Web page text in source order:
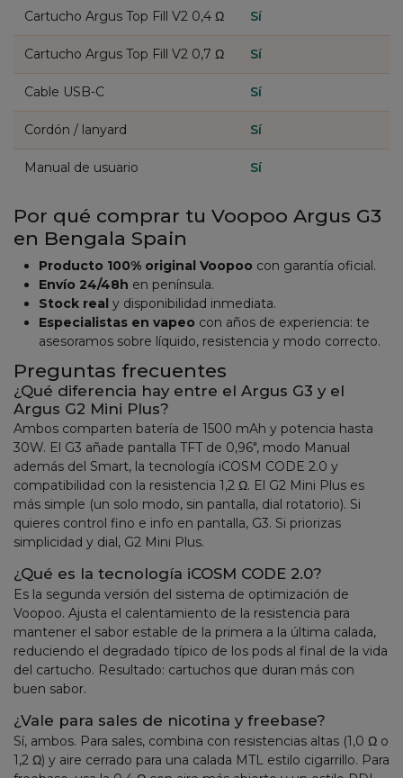
Cartucho Argus Top Fill V2 0,4 Ω Sí
Cartucho Argus Top Fill V2 0,7 Ω Sí
Cable USB-C Sí
Cordón / lanyard Sí
Manual de usuario Sí
Por qué comprar tu Voopoo Argus G3
en Bengala Spain
Producto 100% original Voopoo con garantía oficial.
Envío 24/48h en península.
Stock real y disponibilidad inmediata.
Especialistas en vapeo con años de experiencia: te
asesoramos sobre líquido, resistencia y modo correcto.
Preguntas frecuentes
¿Qué diferencia hay entre el Argus G3 y el
Argus G2 Mini Plus?
Ambos comparten batería de 1500 mAh y potencia hasta
30W. El G3 añade pantalla TFT de 0,96", modo Manual
además del Smart, la tecnología iCOSM CODE 2.0 y
compatibilidad con la resistencia 1,2 Ω. El G2 Mini Plus es
más simple (un solo modo, sin pantalla, dial rotatorio). Si
quieres control fino e info en pantalla, G3. Si priorizas
simplicidad y dial, G2 Mini Plus.
¿Qué es la tecnología iCOSM CODE 2.0?
Es la segunda versión del sistema de optimización de
Voopoo. Ajusta el calentamiento de la resistencia para
mantener el sabor estable de la primera a la última calada,
reduciendo el degradado típico de los pods al final de la vida
del cartucho. Resultado: cartuchos que duran más con
buen sabor.
¿Vale para sales de nicotina y freebase?
Sí, ambos. Para sales, combina con resistencias altas (1,0 Ω o
1,2 Ω) y aire cerrado para una calada MTL estilo cigarrillo. Para